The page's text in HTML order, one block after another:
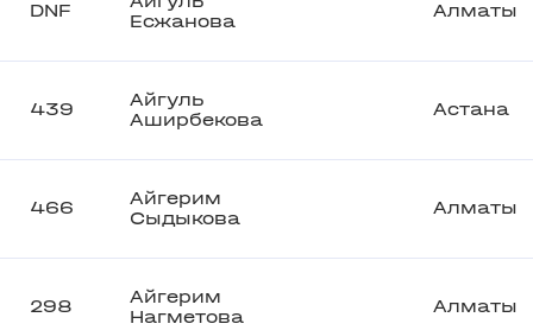
DNF
Есжанова
Алматы
439
Айгуль
Аширбекова
Астана
466
Айгерим
Сыдыкова
Алматы
298
Айгерим
Нагметова
Алматы